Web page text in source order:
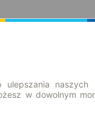
naszych
w dowolnym